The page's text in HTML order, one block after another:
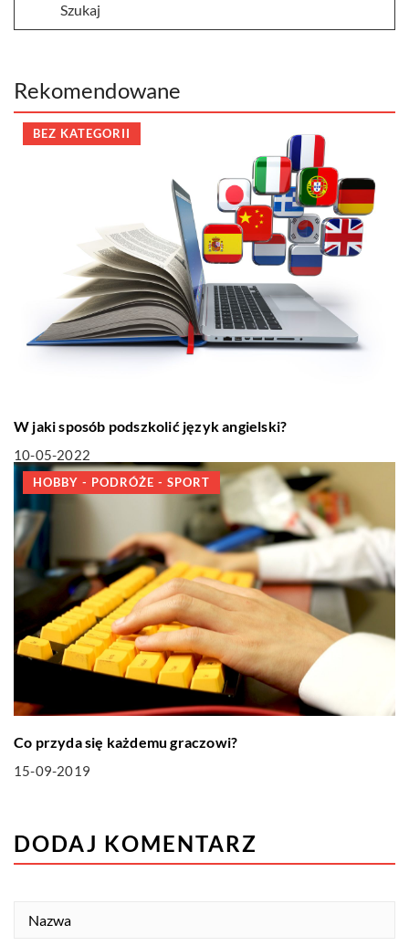
Rekomendowane
BEZ KATEGORII
W jaki sposób podszkolić język angielski?
10-05-2022
HOBBY - PODRÓŻE - SPORT
Co przyda się każdemu graczowi?
15-09-2019
DODAJ KOMENTARZ